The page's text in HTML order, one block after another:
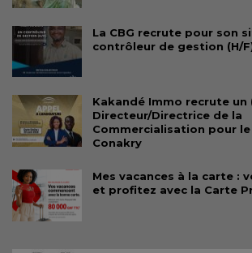
La CBG recrute pour son
contrôleur de gestion (H/
Kakandé Immo recrute un
Directeur/Directrice de la
Commercialisation pour le
Conakry
Mes vacances à la carte :
et profitez avec la Carte